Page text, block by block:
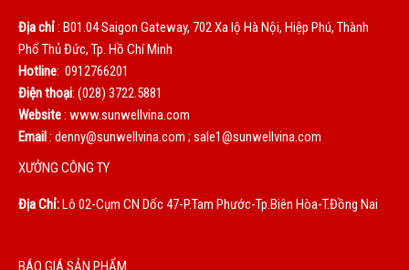
Địa chỉ: B01.04 Saigon Gateway, 702 Xa lộ Hà Nội, Hiệp Phú, Thành
Phố Thủ Đức, Tp. Hồ Chí Minh
Hotline: 0912766201
Điện thoại: (028) 3722.5881
Website: www.sunwellvina.com
Email: denny@sunwellvina.com ; sale1@sunwellvina.com
XƯỞNG CÔNG TY
Địa Chỉ:Lô 02-Cụm CN Dốc 47-P.Tam Phước-Tp.Biên Hòa-T.Đồng Nai
BÁO GIÁ SẢN PHẨM